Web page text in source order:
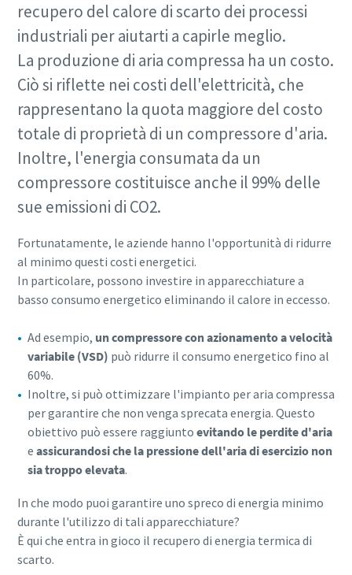
recupero del calore di scarto dei processi
industriali per aiutarti a capirle meglio.
La produzione di aria compressa ha un costo.
Ciò si riflette nei costi dell'elettricità, che
rappresentano la quota maggiore del costo
totale di proprietà di un compressore d'aria.
Inoltre, l'energia consumata da un
compressore costituisce anche il 99% delle
sue emissioni di CO2.
Fortunatamente, le aziende hanno l'opportunità di ridurre
al minimo questi costi energetici.
In particolare, possono investire in apparecchiature a
basso consumo energetico eliminando il calore in eccesso.
Ad esempio, un compressore con azionamento a velocità
variabile (VSD) può ridurre il consumo energetico fino al
60%.
Inoltre, si può ottimizzare l'impianto per aria compressa
per garantire che non venga sprecata energia. Questo
obiettivo può essere raggiuntoevitando le perdite d'aria
eassicurandosi che la pressione dell'aria di esercizio non
sia troppo elevata.
In che modo puoi garantire uno spreco di energia minimo
durante l'utilizzo di tali apparecchiature?
È qui che entra in gioco il recupero di energia termica di
scarto.